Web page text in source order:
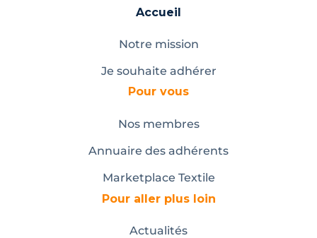
Accueil
Notre mission
Je souhaite adhérer
Pour vous
Nos membres
Annuaire des adhérents
Marketplace Textile
Pour aller plus loin
Actualités